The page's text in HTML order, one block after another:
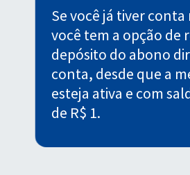
Se você já tiver conta
você tem a opção de
depósito do abono
conta, desde que a
esteja ativa e com
de R$ 1.